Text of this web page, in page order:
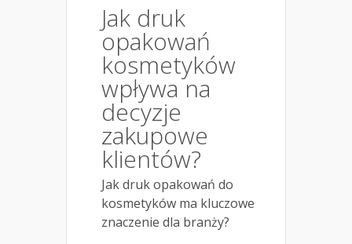
Jak druk
opakowań
kosmetyków
wpływa na
decyzje
zakupowe
klientów?
Jak druk opakowań do
kosmetyków ma kluczowe
znaczenie dla branży?